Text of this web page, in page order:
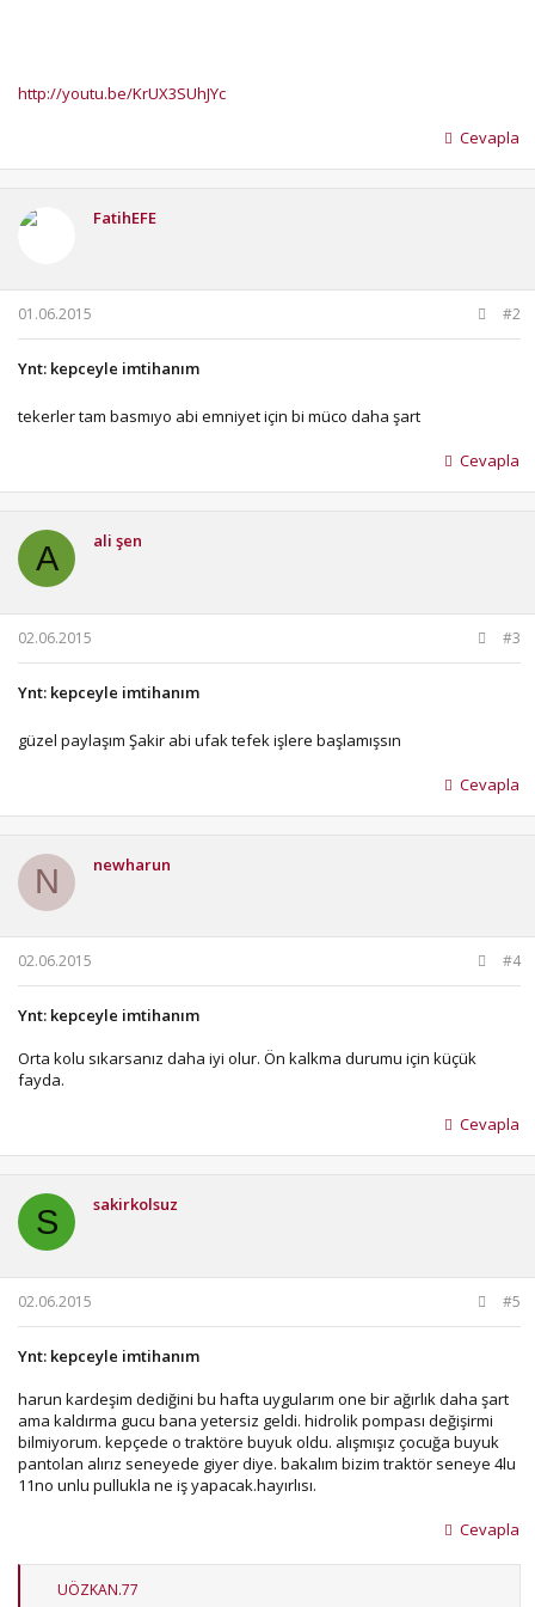
http://youtu.be/KrUX3SUhJYc
Cevapla
FatihEFE
01.06.2015 #2
Ynt: kepceyle imtihanım
tekerler tam basmıyo abi emniyet için bi müco daha şart
Cevapla
A ali şen
02.06.2015 #3
Ynt: kepceyle imtihanım
güzel paylaşım Şakir abi ufak tefek işlere başlamışsın
Cevapla
N newharun
02.06.2015 #4
Ynt: kepceyle imtihanım
Orta kolu sıkarsanız daha iyi olur. Ön kalkma durumu için küçük
fayda.
Cevapla
S sakirkolsuz
02.06.2015 #5
Ynt: kepceyle imtihanım
harun kardeşim dediğini bu hafta uygularım one bir ağırlık daha şart
ama kaldırma gucu bana yetersiz geldi. hidrolik pompası değişirmi
bilmiyorum. kepçede o traktöre buyuk oldu. alışmışız çocuğa buyuk
pantolan alırız seneyede giyer diye. bakalım bizim traktör seneye 4lu
11no unlu pullukla ne iş yapacak.hayırlısı.
Cevapla
TUÖZKAN.77